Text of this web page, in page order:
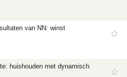
van NN: winst
huishouden met dynamisch